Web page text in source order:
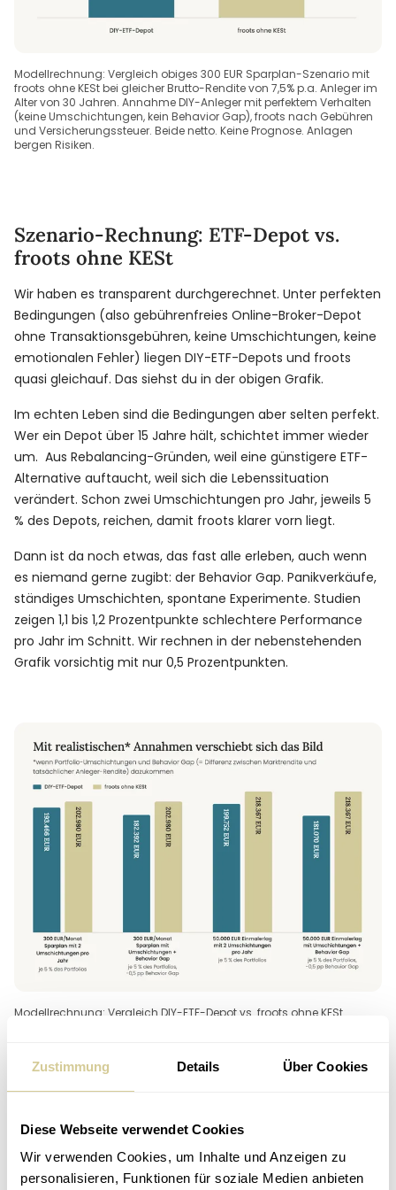
Zustimmung Details Über Cookies
Diese Webseite verwendet Cookies
Wir verwenden Cookies, um Inhalte und Anzeigen zu
personalisieren, Funktionen für soziale Medien anbieten
Modellrechnung: Vergleich obiges 300 EUR Sparplan-Szenario mit
froots ohne KESt bei gleicher Brutto-Rendite von 7,5% p.a. Anleger im
Alter von 30 Jahren. Annahme DIY-Anleger mit perfektem Verhalten
(keine Umschichtungen, kein Behavior Gap), froots nach Gebühren
und Versicherungssteuer. Beide netto. Keine Prognose. Anlagen
bergen Risiken.
Modellrechnung: Vergleich DIY-ETF-Depot vs. froots ohne KESt.
Szenario-Rechnung: ETF-Depot vs.
froots ohne KESt
Wir haben es transparent durchgerechnet. Unter perfekten
Bedingungen (also gebührenfreies Online-Broker-Depot
ohne Transaktionsgebühren, keine Umschichtungen, keine
emotionalen Fehler) liegen DIY-ETF-Depots und froots
quasi gleichauf. Das siehst du in der obigen Grafik.
Im echten Leben sind die Bedingungen aber selten perfekt.
Wer ein Depot über 15 Jahre hält, schichtet immer wieder
um. Aus Rebalancing-Gründen, weil eine günstigere ETF-
Alternative auftaucht, weil sich die Lebenssituation
verändert. Schon zwei Umschichtungen pro Jahr, jeweils 5
% des Depots, reichen, damit froots klarer vorn liegt.
Dann ist da noch etwas, das fast alle erleben, auch wenn
es niemand gerne zugibt: der Behavior Gap. Panikverkäufe,
ständiges Umschichten, spontane Experimente. Studien
zeigen 1,1 bis 1,2 Prozentpunkte schlechtere Performance
pro Jahr im Schnitt. Wir rechnen in der nebenstehenden
Grafik vorsichtig mit nur 0,5 Prozentpunkten.
Annahmen